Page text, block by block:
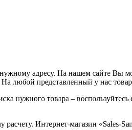
адресу. На нашем сайте Вы
любой представленный у нас товар
нужного товара –
Интернет-магазин «Sales-